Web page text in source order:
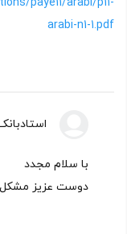
arabi-n1-1.pdf
با سلام مجدد
دوست عزیز مشکل